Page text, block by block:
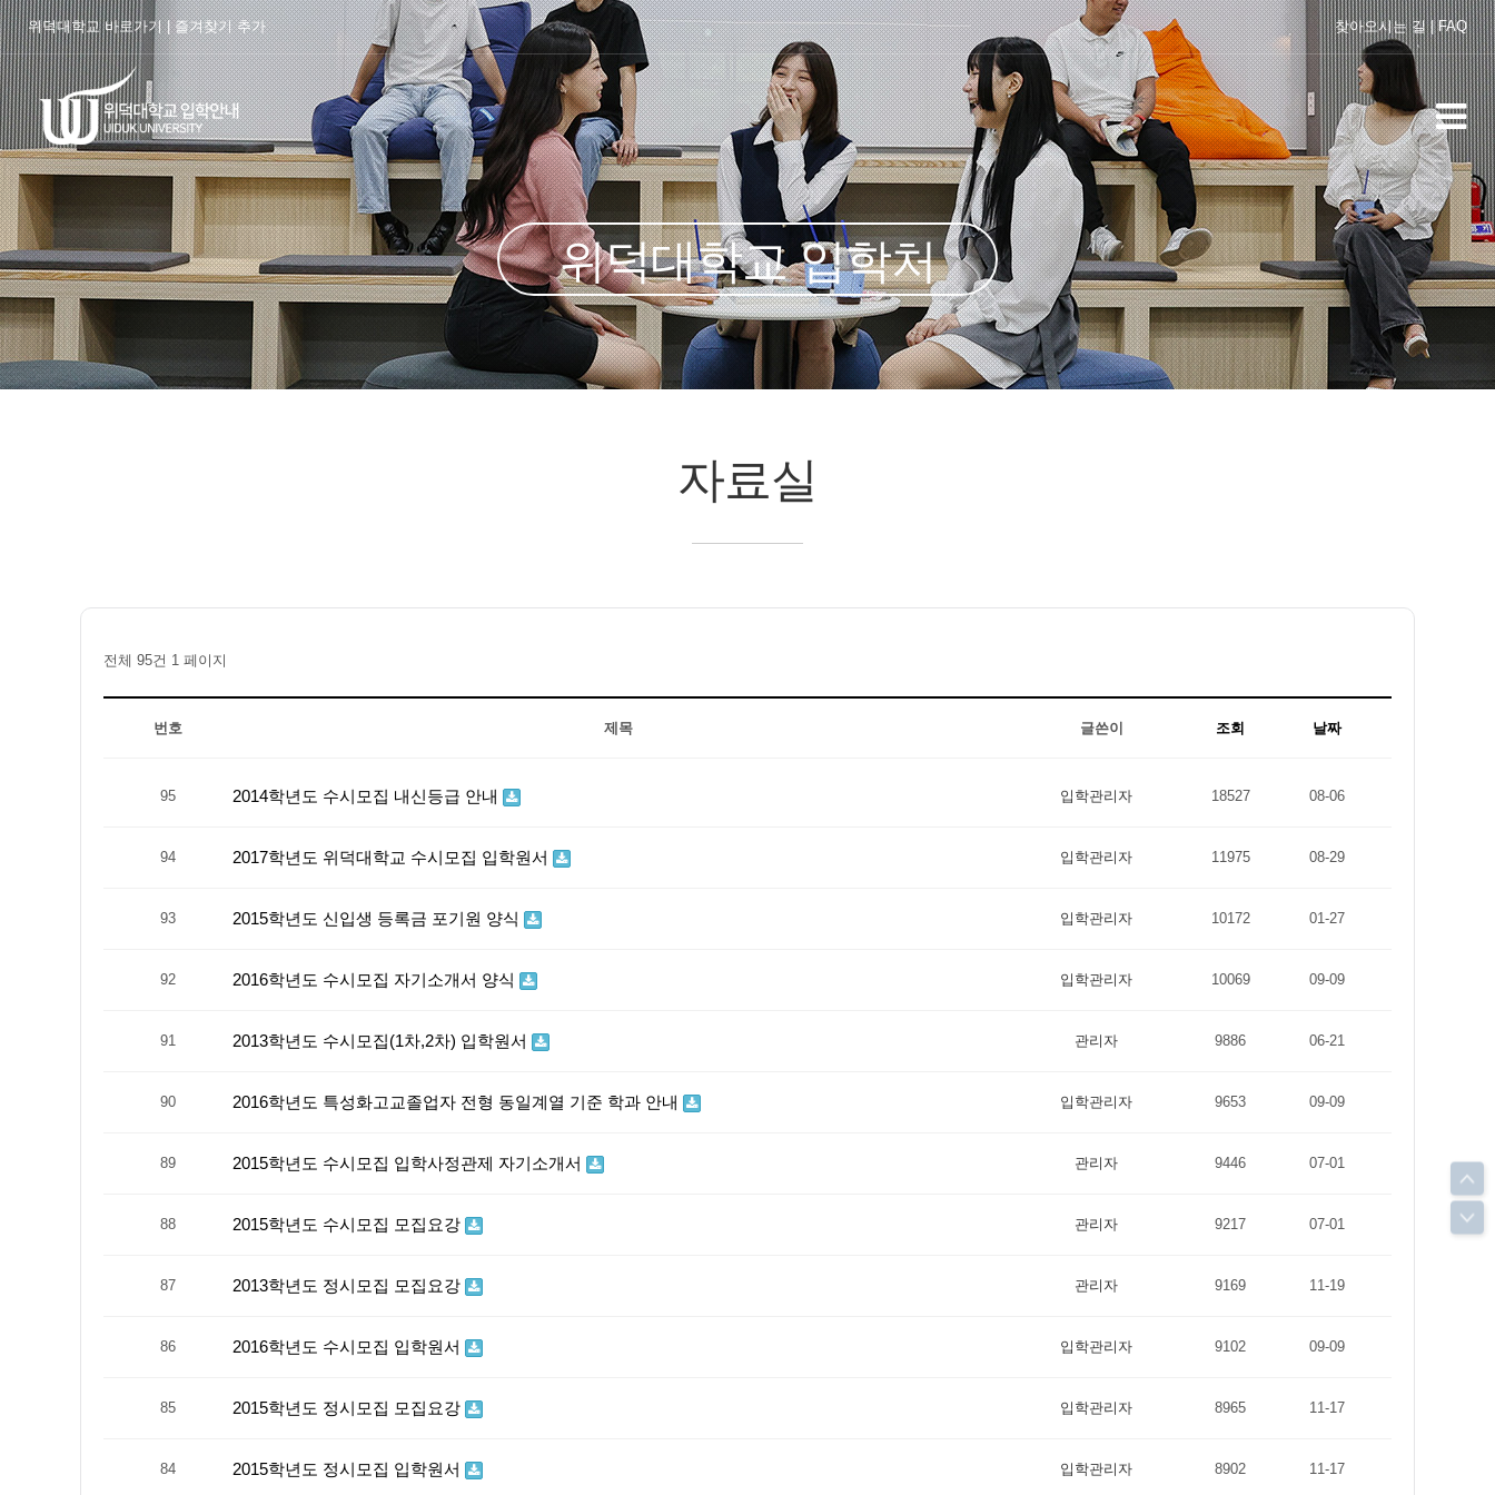
위덕대학교 바로가기 | 즐겨찾기 추가 찾아오시는 길 | FAQ
위덕대학교 입학처
자료실
전체 95건 1 페이지
번호 제목 글쓴이 조회 날짜
95 2014학년도 수시모집 내신등급 안내 입학관리자 18527 08-06
94 2017학년도 위덕대학교 수시모집 입학원서 입학관리자 11975 08-29
93 2015학년도 신입생 등록금 포기원 양식 입학관리자 10172 01-27
92 2016학년도 수시모집 자기소개서 양식 입학관리자 10069 09-09
91 2013학년도 수시모집(1차,2차) 입학원서 관리자 9886 06-21
90 2016학년도 특성화고교졸업자 전형 동일계열 기준 학과 안내 입학관리자 9653 09-09
89 2015학년도 수시모집 입학사정관제 자기소개서 관리자 9446 07-01
88 2015학년도 수시모집 모집요강 관리자 9217 07-01
87 2013학년도 정시모집 모집요강 관리자 9169 11-19
86 2016학년도 수시모집 입학원서 입학관리자 9102 09-09
85 2015학년도 정시모집 모집요강 입학관리자 8965 11-17
84 2015학년도 정시모집 입학원서 입학관리자 8902 11-17